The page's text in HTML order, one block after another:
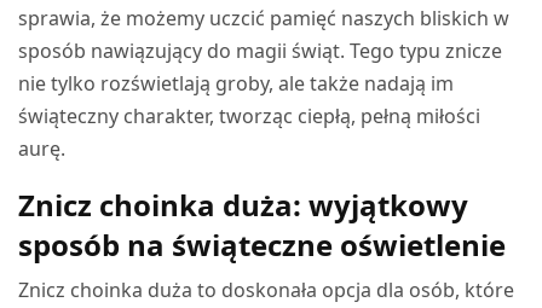
sprawia, że możemy uczcić pamięć naszych bliskich w
sposób nawiązujący do magii świąt. Tego typu znicze
nie tylko rozświetlają groby, ale także nadają im
świąteczny charakter, tworząc ciepłą, pełną miłości
aurę.
Znicz choinka duża: wyjątkowy
sposób na świąteczne oświetlenie
Znicz choinka duża to doskonała opcja dla osób, które